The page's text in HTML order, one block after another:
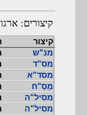
קיצורים:
קיצור
מנ"ש
מס"ד
מסד"א
מָסָ"ח
מסיל"ה
מסיל"ה